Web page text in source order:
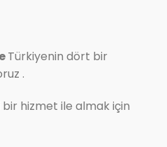
Türkiyenin dört bir
.
hizmet ile almak için